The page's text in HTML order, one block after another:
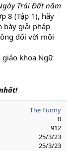
Trái Đất năm
8 (Tập 1), hãy
bày giải pháp
đối với môi
giáo khoa Ngữ
The Funny
0
912
25/3/23
25/3/23